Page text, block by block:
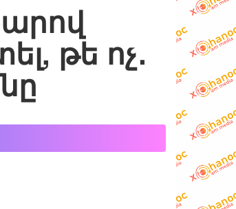
թե ոչ․